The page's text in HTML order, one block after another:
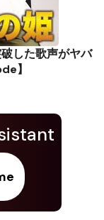
した歌声がヤバ
】